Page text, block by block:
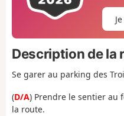
Description de la
Se garer au parking des
(D/A) Prendre le sentier au
la route.